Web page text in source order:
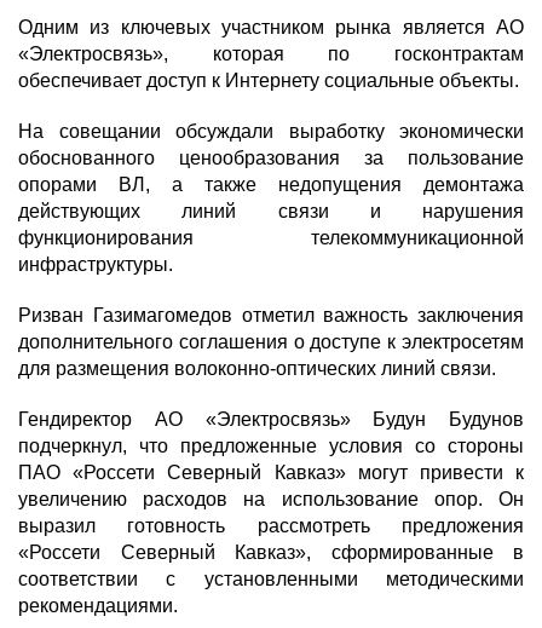
Одним из ключевых участником рынка является АО
«Электросвязь», которая по госконтрактам
обеспечивает доступ к Интернету социальные объекты.
На совещании обсуждали выработку экономически
обоснованного ценообразования за пользование
опорами ВЛ, а также недопущения демонтажа
действующих линий связи и нарушения
функционирования телекоммуникационной
инфраструктуры.
Ризван Газимагомедов отметил важность заключения
дополнительного соглашения о доступе к электросетям
для размещения волоконно-оптических линий связи.
Гендиректор АО «Электросвязь» Будун Будунов
подчеркнул, что предложенные условия со стороны
ПАО «Россети Северный Кавказ» могут привести к
увеличению расходов на использование опор. Он
выразил готовность рассмотреть предложения
«Россети Северный Кавказ», сформированные в
соответствии с установленными методическими
рекомендациями.